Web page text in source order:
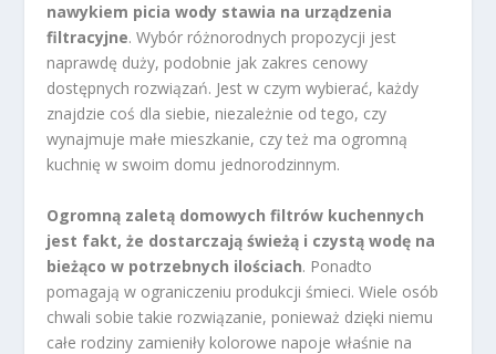
nawykiem picia wody stawia na urządzenia
filtracyjne. Wybór różnorodnych propozycji jest
naprawdę duży, podobnie jak zakres cenowy
dostępnych rozwiązań. Jest w czym wybierać, każdy
znajdzie coś dla siebie, niezależnie od tego, czy
wynajmuje małe mieszkanie, czy też ma ogromną
kuchnię w swoim domu jednorodzinnym.
Ogromną zaletą domowych filtrów kuchennych
jest fakt, że dostarczają świeżą i czystą wodę na
bieżąco w potrzebnych ilościach. Ponadto
pomagają w ograniczeniu produkcji śmieci. Wiele osób
chwali sobie takie rozwiązanie, ponieważ dzięki niemu
całe rodziny zamieniły kolorowe napoje właśnie na